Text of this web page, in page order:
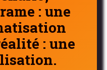
: une
: une